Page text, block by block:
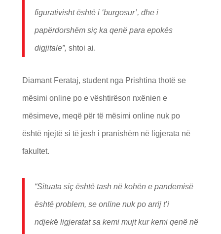
figurativisht është i ‘burgosur’, dhe i
papërdorshëm siç ka qenë para epokës
digjitale”, shtoi ai.
Diamant Ferataj, student nga Prishtina thotë se
mësimi online po e vështirëson nxënien e
mësimeve, meqë për të mësimi online nuk po
është njejtë si të jesh i pranishëm në ligjerata në
fakultet.
“Situata siç është tash në kohën e pandemisë
është problem, se online nuk po arrij t’i
ndjekë ligjeratat sa kemi mujt kur kemi qenë në